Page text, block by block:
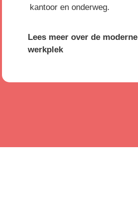
kantoor en onderweg.
Lees meer over de moderne
werkplek